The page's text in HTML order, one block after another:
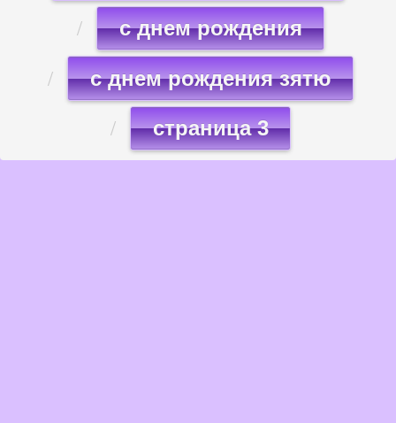
с днем рождения
с днем рождения зятю
страница 3